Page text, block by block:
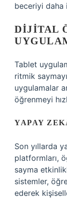
beceriyi
DIJITAL
Tablet
ritmik
uygulamalar
öğrenmeyi
YAPAY
Son yıllarda
platformları,
sayma
sistemler,
ederek